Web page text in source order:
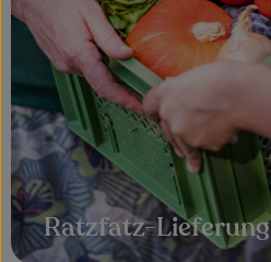
Ratzfatz-Lieferung